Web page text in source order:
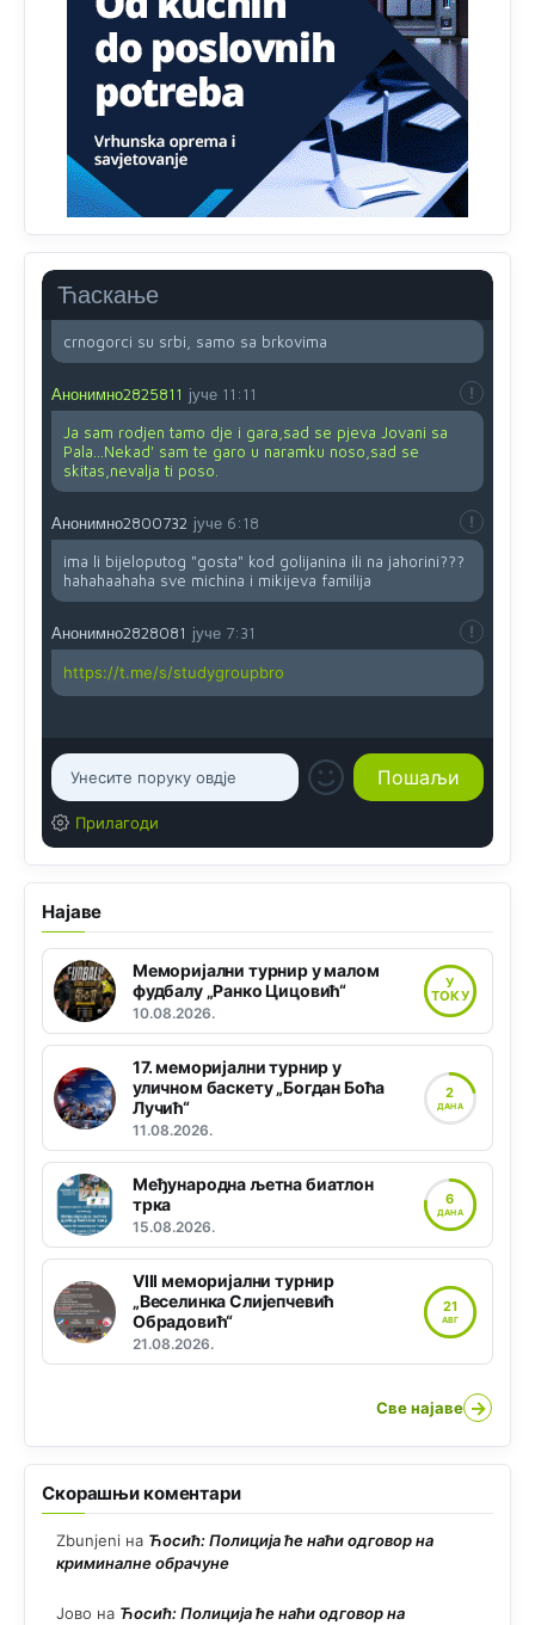
Ћаскање
su u pitanju starije osobe, osobe sa slabijim vidom ili
drhtavom rukom
Анонимно2819033 8/8/2026
Yes,nekada je bila corava kutija za IZBORE a danas su
coravi biraci.
Анонимно2553747 8/8/2026 2:53
muvjerujem.tekmi je 50 godina.
Анонимно2800732
crnogorci su srbi, samo sa brkovima
Анонимно2825811 јуче 11:11
Ja sam rodjen tamo dje i gara,sad se pjeva Jovani sa
Pala...Nekad' sam te garo u naramku noso,sad se
skitas,nevalja ti poso.
Анонимно2800732 јуче 6:18
ima li bijeloputog "gosta" kod golijanina ili na jahorini???
hahahaahaha sve michina i mikijeva familija
Анонимно2828081 јуче 7:31
https://t.me/s/studygroupbro
Прилагоди
Најаве
Меморијални турнир у малом
фудбалу „Ранко Цицовић“
10.08.2026.
У
ТОКУ
17. меморијални турнир у
уличном баскету „Богдан Боћа
Лучић“
11.08.2026.
2
ДАНА
Међународна љетна биатлон
трка
15.08.2026.
6
ДАНА
VIII меморијални турнир
„Веселинка Слијепчевић
Обрадовић“
21.08.2026.
21
АВГ
Све најаве →
Скорашњи коментари
Zbunjeni на Ћосић: Полиција ће наћи одговор на
криминалне обрачуне
Јово на Ћосић: Полиција ће наћи одговор на